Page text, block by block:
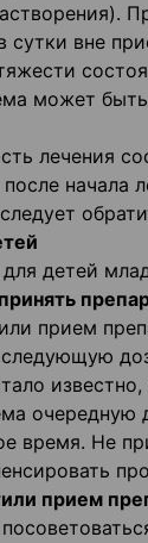
сутки вне
может
лечения
начала
детей
прием
очередную
время. Не
прием